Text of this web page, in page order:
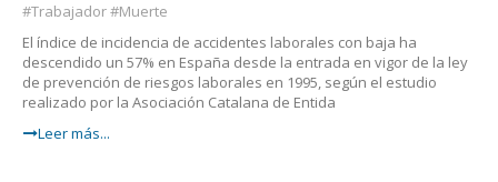
#Trabajador #Muerte
El índice de incidencia de accidentes laborales con baja ha
descendido un 57% en España desde la entrada en vigor de la ley
de prevención de riesgos laborales en 1995, según el estudio
realizado por la Asociación Catalana de Entida
Leer más...